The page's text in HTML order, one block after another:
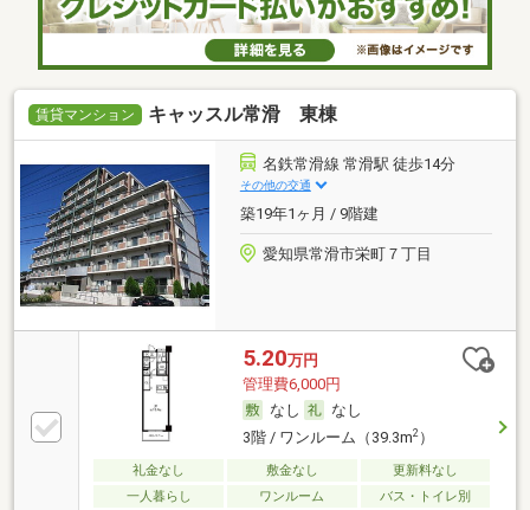
賃貸マンション キャッスル常滑 東棟
名鉄常滑線 常滑駅 徒歩14分
その他の交通
築19年1ヶ月 / 9階建
愛知県常滑市栄町７丁目
5.20万円
管理費6,000円
なし
なし
3階 / ワンルーム（39.3m2）
礼金なし 敷金なし
更新料なし
一人暮らし
ワンルーム バス・トイレ別